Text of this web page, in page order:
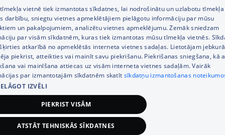
LATVIAN
RUSSIAN
ENGLISH
vietnē tiek izmantotas sīkdatnes, lai nodrošinātu un uzlabotu tīmekļa
darbību, sniegtu vietnes apmeklētājiem pielāgotu informāciju par mūsu
un pakalpojumiem, analizētu vietnes apmeklējumu. Zemāk sniedzam
par visām sīkdatnēm, kuras tiek izmantotas mūsu tīmekļa vietnēs.
atkarībā no apmeklētās interneta vietnes sadaļas. Lietotājam
piekrist, atteikties vai mainīt savu piekrišanu. Piekrišanas sniegšana, kā
vai mainīšana attiecas uz visām interneta vietnes sadaļām. Vairāk
par izmantotajām sīkdatnēm skatīt sīkdatņu izmantošanas
IZVĒLI
PIEKRIST VISĀM
ATSTĀT TEHNISKĀS SĪKDATNES